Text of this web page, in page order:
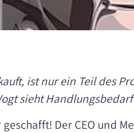
ist nur ein Teil des
sieht
Der CEO und